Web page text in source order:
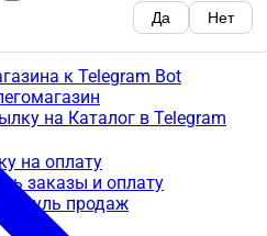
к Telegram Bot
на Каталог в Telegram
на оплату
заказы и оплату
продаж
Да Нет